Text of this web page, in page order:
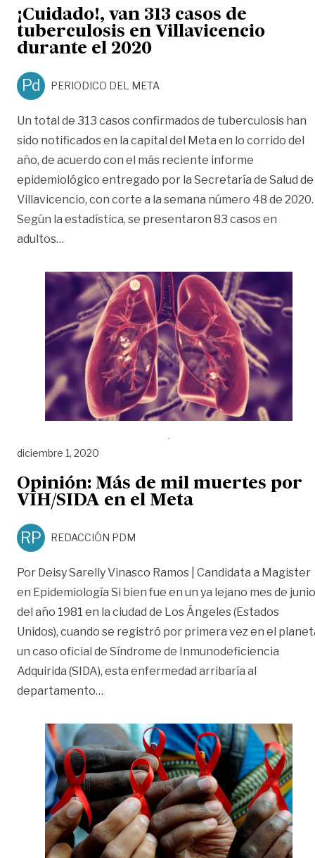
¡Cuidado!, van 313 casos de
tuberculosis en Villavicencio
durante el 2020
Pd PERIODICO DEL META
Un total de 313 casos confirmados de tuberculosis han
sido notificados en la capital del Meta en lo corrido del
año, de acuerdo con el más reciente informe
epidemiológico entregado por la Secretaría de Salud de
Villavicencio, con corte a la semana número 48 de 2020.
Según la estadística, se presentaron 83 casos en
adultos…
diciembre 1, 2020
Opinión: Más de mil muertes por
VIH/SIDA en el Meta
RP REDACCIÓN PDM
Por Deisy Sarelly Vinasco Ramos | Candidata a Magister
en Epidemiología Si bien fue en un ya lejano mes de junio
del año 1981 en la ciudad de Los Ángeles (Estados
Unidos), cuando se registró por primera vez en el
un caso oficial de Síndrome de Inmunodeficiencia
Adquirida (SIDA), esta enfermedad arribaría al
departamento…